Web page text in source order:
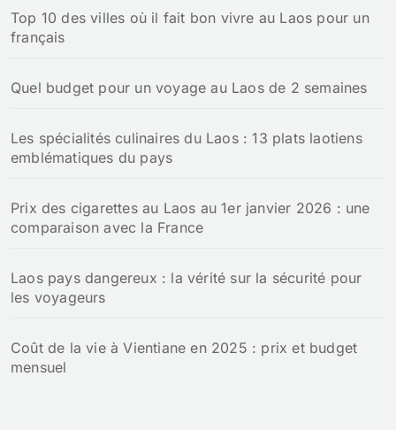
Top 10 des villes où il fait bon vivre au Laos pour un
français
Quel budget pour un voyage au Laos de 2 semaines
Les spécialités culinaires du Laos : 13 plats laotiens
emblématiques du pays
Prix des cigarettes au Laos au 1er janvier 2026 : une
comparaison avec la France
Laos pays dangereux : la vérité sur la sécurité pour
les voyageurs
Coût de la vie à Vientiane en 2025 : prix et budget
mensuel